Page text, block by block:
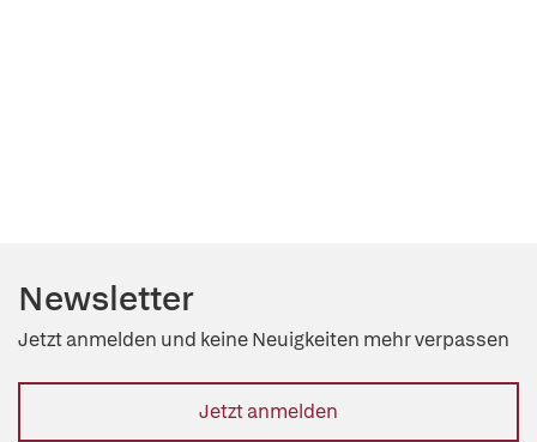
Newsletter
Jetzt anmelden und keine Neuigkeiten mehr verpassen
Jetzt anmelden